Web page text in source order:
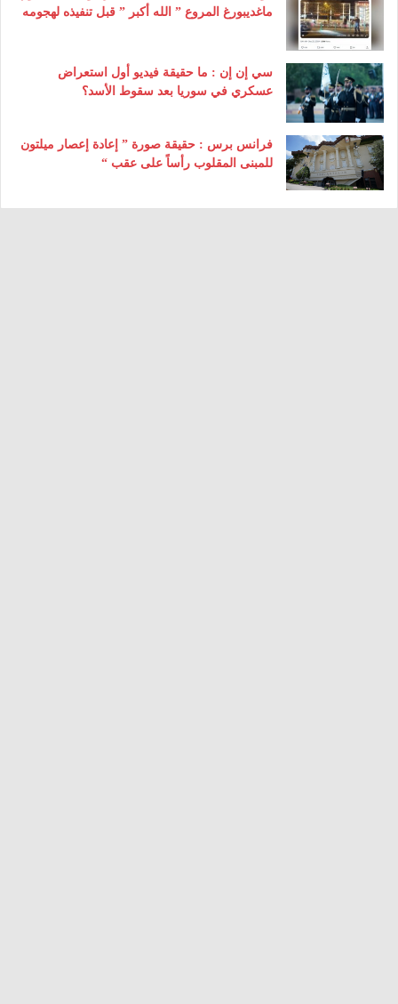
ماغديبورغ المروع ” الله أكبر ” قبل تنفيذه لهجومه
سي إن إن : ما حقيقة فيديو أول استعراض
عسكري في سوريا بعد سقوط الأسد؟
فرانس برس : حقيقة صورة ” إعادة إعصار ميلتون
للمبنى المقلوب رأساً على عقب “